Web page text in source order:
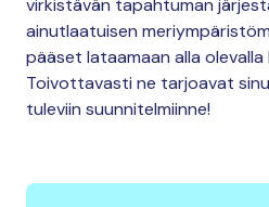
virkistävän tapahtuman
ainutlaatuisen
pääset lataamaan alla olevalla
Toivottavasti ne tarjoavat
tuleviin suunnitelmiinne!